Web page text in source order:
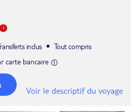
inclus
Tout compris
carte bancaire
Voir le descriptif du voyage